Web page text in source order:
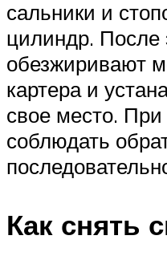
сальники и
цилиндр. После
обезжиривают
картера и
свое место. При
соблюдать
Как снять